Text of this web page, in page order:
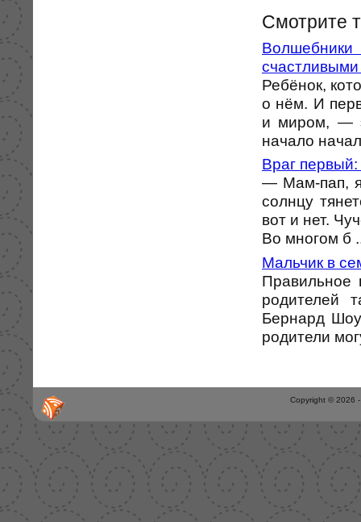
Смотрите
Ребёнок,
о нём. И
и миром, —
начало
Враг
— Мам-пап, я
солнцу
вот и нет.
Во многом б
Мальчик в
Правильное
родителей
Бернард
родители
Copyright © 2026